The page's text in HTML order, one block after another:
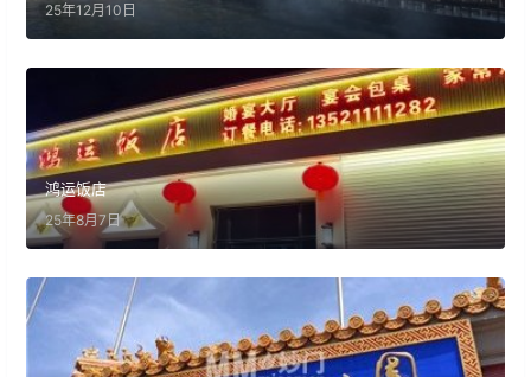
25年12月10日
鸿运饭店
25年8月7日